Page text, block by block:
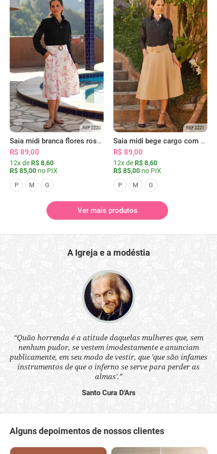
REF 2220
Saia midi branca flores rosas com bolsos
R$ 89,00
12x de R$ 8,60
R$ 85,00 no PIX
P M G
REF 2221
Saia midi bege cargo com bolsos
R$ 89,00
12x de R$ 8,60
R$ 85,00 no PIX
P M G
Ver mais produtos
A Igreja e a modéstia
“Quão horrenda é a atitude daquelas mulheres que, sem
nenhum pudor, se vestem imodestamente e anunciam
publicamente, em seu modo de vestir, que 'que são infames
instrumentos de que o inferno se serve para perder as
almas'.”
Santo Cura D'Ars
Alguns depoimentos de nossos clientes